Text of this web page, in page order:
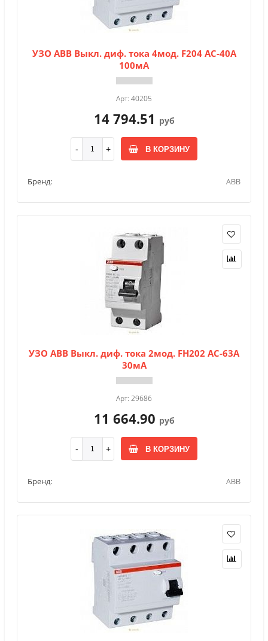
УЗО АВВ Выкл. диф. тока 4мод. F204 AC-40A
100мА
Арт: 40205
14 794.51 руб
В КОРЗИНУ
Бренд: ABB
УЗО АВВ Выкл. диф. тока 2мод. FH202 AC-63A
30мА
Арт: 29686
11 664.90 руб
В КОРЗИНУ
Бренд: ABB